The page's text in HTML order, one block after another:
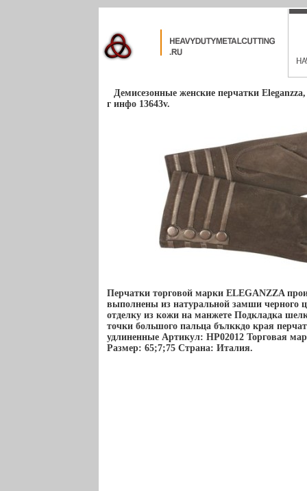
Демисезонные женские перчатки
г инфо 13643v.
Перчатки торговой марки ELEGANZZA
выполнены из натуральной замши черного
отделку из кожи на манжете Подкладка
точки большого пальца бълккдо края
удлиненные Артикул: HP02012 Торговая
Размер: 65;7;75 Страна: Италия.